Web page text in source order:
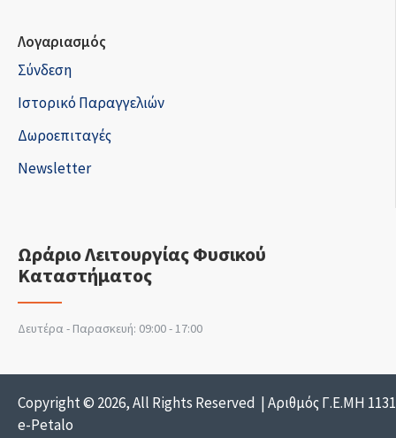
Λογαριασμός
Σύνδεση
Ιστορικό Παραγγελιών
Δωροεπιταγές
Newsletter
Ωράριο Λειτουργίας Φυσικού
Καταστήματος
Δευτέρα - Παρασκευή: 09:00 - 17:00
Copyright © 2026, All Rights Reserved | Αριθμός Γ.Ε.ΜΗ
e-Petalo